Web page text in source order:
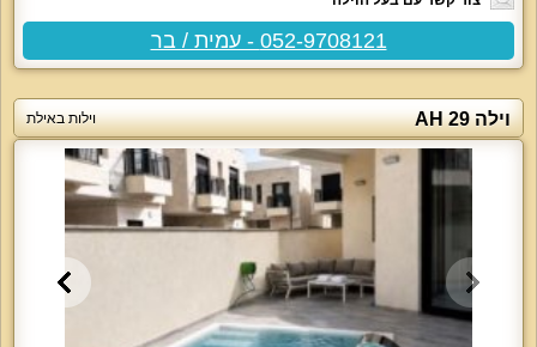
052-9708121 - עמית / בר
וילה 29 AH וילות באילת